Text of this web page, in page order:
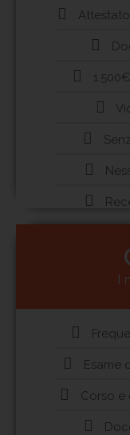
I
Esame
Corso e